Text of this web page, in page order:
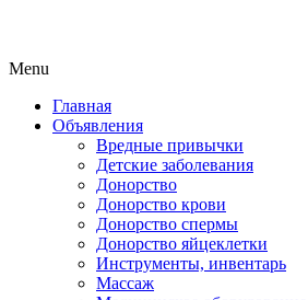
Menu
Главная
Объявления
Вредные привычки
Детские заболевания
Донорство
Донорство крови
Донорство спермы
Донорство яйцеклетки
Инструменты, инвентарь
Массаж